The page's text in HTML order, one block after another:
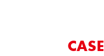
CASE